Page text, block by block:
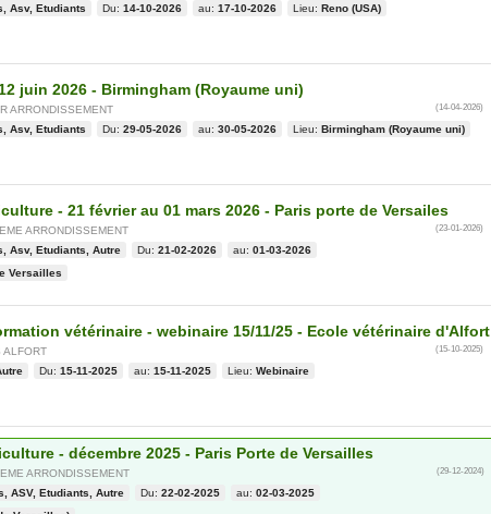
Asv, Etudiants Du: 14-10-2026 au: 17-10-2026 Lieu: Reno (USA)
juin 2026 - Birmingham (Royaume uni)
ARRONDISSEMENT (14-04-2026)
Asv, Etudiants Du: 29-05-2026 au: 30-05-2026 Lieu: Birmingham (Royaume uni)
- 21 février au 01 mars 2026 - Paris porte de Versailes
ARRONDISSEMENT (23-01-2026)
Asv, Etudiants, Autre Du: 21-02-2026 au: 01-03-2026
Versailles
vétérinaire - webinaire 15/11/25 - Ecole vétérinaire d'Alfort
ALFORT (15-10-2025)
Du: 15-11-2025 au: 15-11-2025 Lieu: Webinaire
- décembre 2025 - Paris Porte de Versailles
ARRONDISSEMENT (29-12-2024)
ASV, Etudiants, Autre Du: 22-02-2025 au: 02-03-2025